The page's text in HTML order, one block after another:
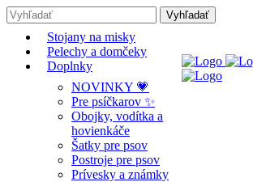
Stojany na misky
Pelechy a domčeky
Doplnky
NOVINKY 💗
Pre psíčkarov ✨
Obojky, vodítka a
hovienkáče
Šatky pre psov
Postroje pre psov
Prívesky a známky
-12% ZĽAVA s kódom "LETO12" ☀️